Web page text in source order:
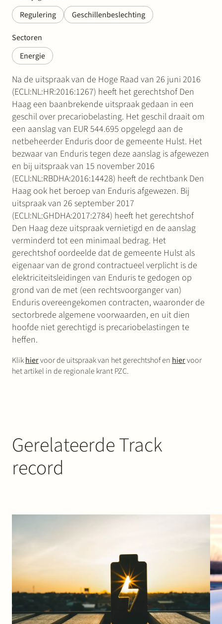
Regulering
Geschillenbeslechting
Sectoren
Energie
Na de uitspraak van de Hoge Raad van 26 juni 2016
(ECLI:NL:HR:2016:1267) heeft het gerechtshof Den
Haag een baanbrekende uitspraak gedaan in een
geschil over precariobelasting. Het geschil draait om
een aanslag van EUR 544.695 opgelegd aan de
netbeheerder Enduris door de gemeente Hulst. Het
bezwaar van Enduris tegen deze aanslag is afgewezen
en bij uitspraak van 15 november 2016
(ECLI:NL:RBDHA:2016:14428) heeft de rechtbank Den
Haag ook het beroep van Enduris afgewezen. Bij
uitspraak van 26 september 2017
(ECLI:NL:GHDHA:2017:2784) heeft het gerechtshof
Den Haag deze uitspraak vernietigd en de aanslag
verminderd tot een minimaal bedrag. Het
gerechtshof oordeelde dat de gemeente Hulst als
eigenaar van de grond contractueel verplicht is de
elektriciteitsleidingen van Enduris te gedogen op
grond van de met (een rechtsvoorganger van)
Enduris overeengekomen contracten, waaronder de
sectorbrede algemene voorwaarden, en uit dien
hoofde niet gerechtigd is precariobelastingen te
heffen.
Klikhiervoor de uitspraak van het gerechtshof en hiervoor
het artikel in de regionale krant PZC.
Gerelateerde Track
record